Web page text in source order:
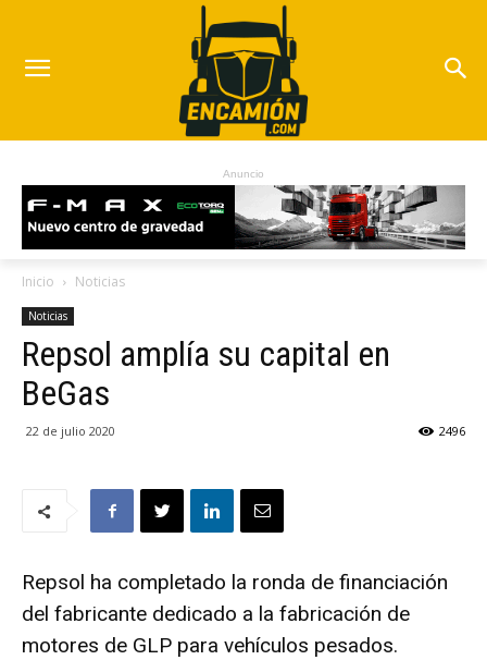
Anuncio
Inicio Noticias
Noticias
Repsol amplía su capital en
BeGas
22 de julio 2020 2496
Repsol ha completado la ronda de financiación
del fabricante dedicado a la fabricación de
motores de GLP para vehículos pesados.